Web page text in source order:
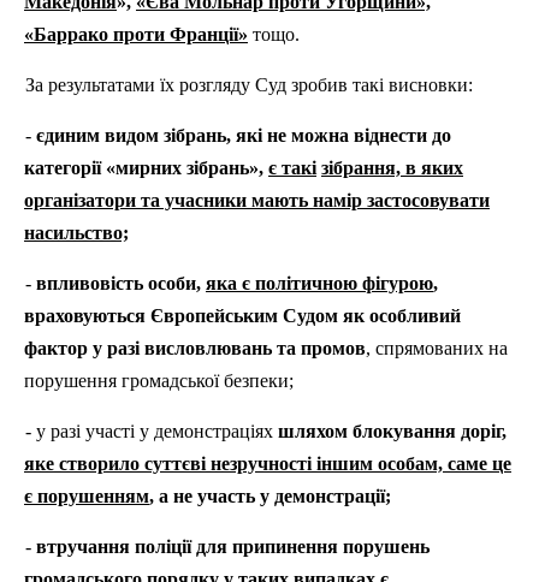
«Баррако проти Франції» тощо.
За результатами їх розгляду Суд зробив такі висновки:
- єдиним видом зібрань, які не можна віднести до
категорії «мирних зібрань», є такі зібрання, в яких
організатори та учасники мають намір застосовувати
насильство;
- впливовість особи, яка є політичною фігурою,
враховуються Європейським Судом як особливий
фактор у разі висловлювань та промов, спрямованих на
порушення громадської безпеки;
- у разі участі у демонстраціях шляхом блокування доріг,
яке створило суттєві незручності іншим особам, саме це
є порушенням, а не участь у демонстрації;
- втручання поліції для припинення порушень